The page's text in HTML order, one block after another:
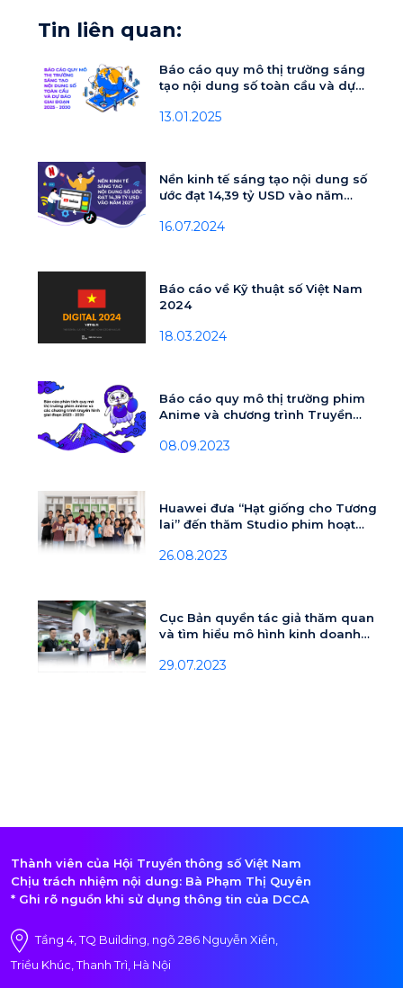
Tin liên quan:
Báo cáo quy mô thị trường sáng
tạo nội dung số toàn cầu và dự
13.01.2025
Nền kinh tế sáng tạo nội dung số
ước đạt 14,39 tỷ USD vào năm
16.07.2024
Báo cáo về Kỹ thuật số Việt Nam
2024
18.03.2024
Báo cáo quy mô thị trường phim
Anime và chương trình Truyền
08.09.2023
Huawei đưa “Hạt giống cho Tương
lai” đến thăm Studio phim hoạt
26.08.2023
Cục Bản quyền tác giả thăm quan
và tìm hiểu mô hình kinh doanh
29.07.2023
Thành viên của Hội Truyền thông số Việt Nam
Chịu trách nhiệm nội dung: Bà Phạm Thị Quyên
* Ghi rõ nguồn khi sử dụng thông tin của DCCA
Tầng 4, TQ Building, ngõ 286 Nguyễn Xiển,
Triều Khúc, Thanh Trì, Hà Nội